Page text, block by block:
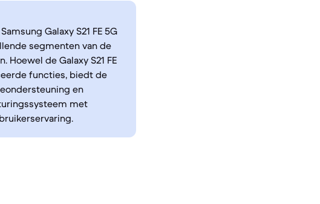
Galaxy S21 FE 5G
segmenten van de
de Galaxy S21 FE
functies, biedt de
en
met